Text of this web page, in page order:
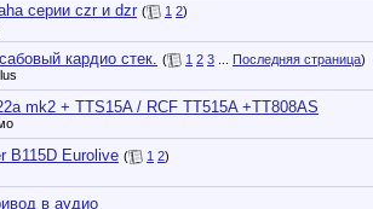
серии czr и dzr ( 1 2)
кардио стек. ( 1 2 3 Последняя страница)
mk2 + TTS15A / RCF TT515A +TT808AS
B115D Eurolive ( 1 2)
в аудио